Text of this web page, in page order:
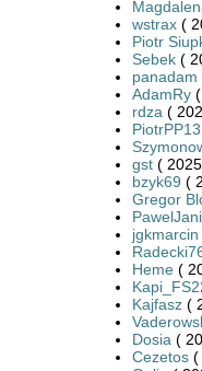
wstrax(
Piotr
Sebek(
panadam
AdamRy(
rdza (
PiotrPP13
gst(
bzyk69 (
Gregor
jgkmarcin
Heme(
Kajfasz(
Dosia (
Cezetos(